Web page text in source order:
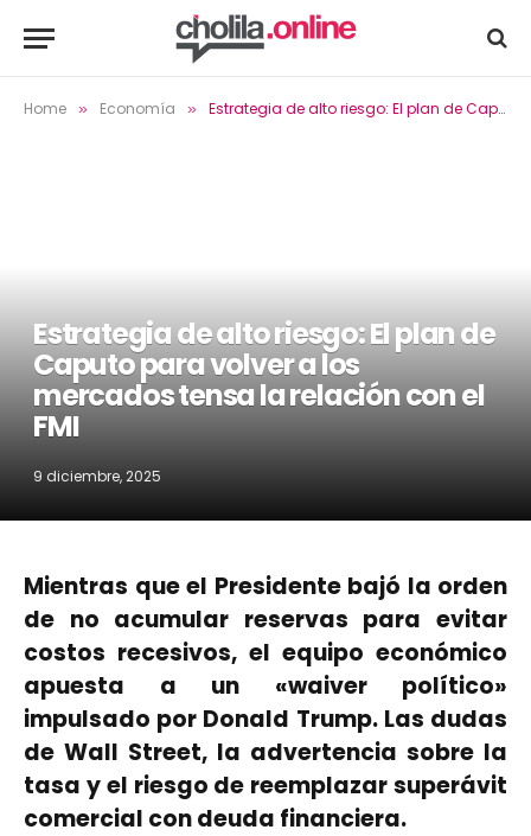
Home » Economía » Estrategia de alto riesgo: El plan de Caputo para volver a los mercados tensa la relación con el FMI
Estrategia de alto riesgo: El plan de
Caputo para volver a los
mercados tensa la relación con el
FMI
9 diciembre, 2025
Mientras que el Presidente bajó la orden
de no acumular reservas para evitar
costos recesivos, el equipo económico
apuesta a un «waiver político»
impulsado por Donald Trump. Las dudas
de Wall Street, la advertencia sobre la
tasa y el riesgo de reemplazar superávit
comercial con deuda financiera.